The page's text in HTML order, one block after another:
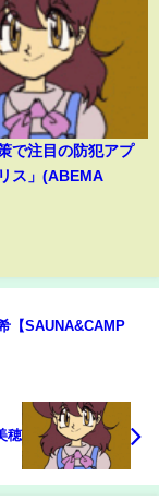
で注目の防犯アプ
ス」(ABEMA
【SAUNA&CAMP
穂